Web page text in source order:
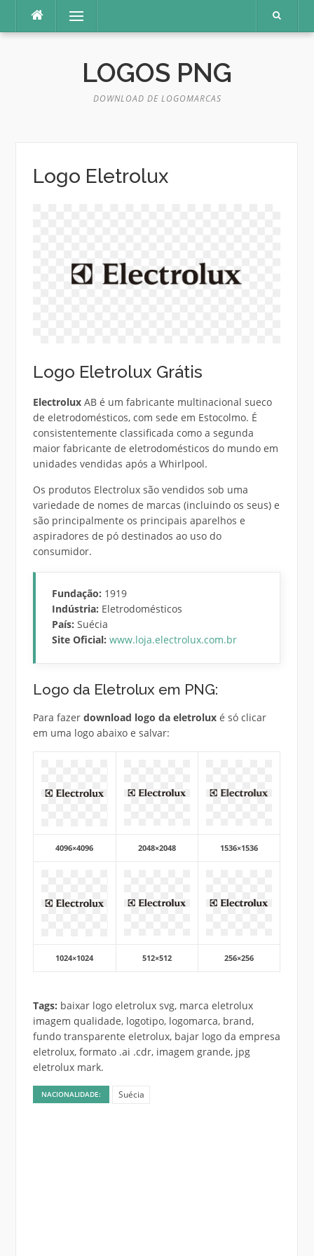
o
Menu
LOGOS PNG
DOWNLOAD DE LOGOMARCAS
Logo Eletrolux
Logo Eletrolux Grátis
ElectroluxAB é um fabricante multinacional sueco
de eletrodomésticos, com sede em Estocolmo. É
consistentemente classificada como a segunda
maior fabricante de eletrodomésticos do mundo em
unidades vendidas após a Whirlpool.
Os produtos Electrolux são vendidos sob uma
variedade de nomes de marcas (incluindo os seus) e
são principalmente os principais aparelhos e
aspiradores de pó destinados ao uso do
consumidor.
Fundação: 1919
Indústria: Eletrodomésticos
País: Suécia
Site Oficial: www.loja.electrolux.com.br
Logo da Eletrolux em PNG:
Para fazer download logo da eletroluxé só clicar
em uma logo abaixo e salvar:
4096×4096 2048×2048 1536×1536
1024×1024 512×512 256×256
Tags: baixar logo eletrolux svg, marca eletrolux
imagem qualidade, logotipo, logomarca, brand,
fundo transparente eletrolux, bajar logo da empresa
eletrolux, formato .ai .cdr, imagem grande, jpg
eletrolux mark.
NACIONALIDADE: Suécia